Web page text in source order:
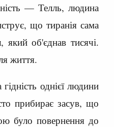
— Телль, людина
що тиранія сама
який об'єднав тисячі.
життя.
однієї людини
прибирає засув, що
було повернення до